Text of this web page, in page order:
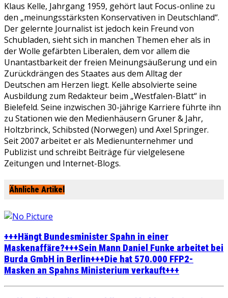
Klaus Kelle, Jahrgang 1959, gehört laut Focus-online zu
den „meinungsstärksten Konservativen in Deutschland“.
Der gelernte Journalist ist jedoch kein Freund von
Schubladen, sieht sich in manchen Themen eher als in
der Wolle gefärbten Liberalen, dem vor allem die
Unantastbarkeit der freien Meinungsäußerung und ein
Zurückdrängen des Staates aus dem Alltag der
Deutschen am Herzen liegt. Kelle absolvierte seine
Ausbildung zum Redakteur beim „Westfalen-Blatt“ in
Bielefeld. Seine inzwischen 30-jährige Karriere führte ihn
zu Stationen wie den Medienhäusern Gruner & Jahr,
Holtzbrinck, Schibsted (Norwegen) und Axel Springer.
Seit 2007 arbeitet er als Medienunternehmer und
Publizist und schreibt Beiträge für vielgelesene
Zeitungen und Internet-Blogs.
Ähnliche Artikel
+++Hängt Bundesminister Spahn in einer
Maskenaffäre?+++Sein Mann Daniel Funke arbeitet bei
Burda GmbH in Berlin+++Die hat 570.000 FFP2-
Masken an Spahns Ministerium verkauft+++